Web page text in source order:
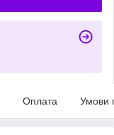
Оплата Умови